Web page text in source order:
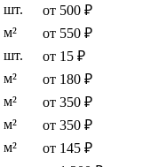
шт.
от 500 ₽
м²
от 550 ₽
шт.
от 15 ₽
м²
от 180 ₽
м²
от 350 ₽
м²
от 350 ₽
м²
от 145 ₽